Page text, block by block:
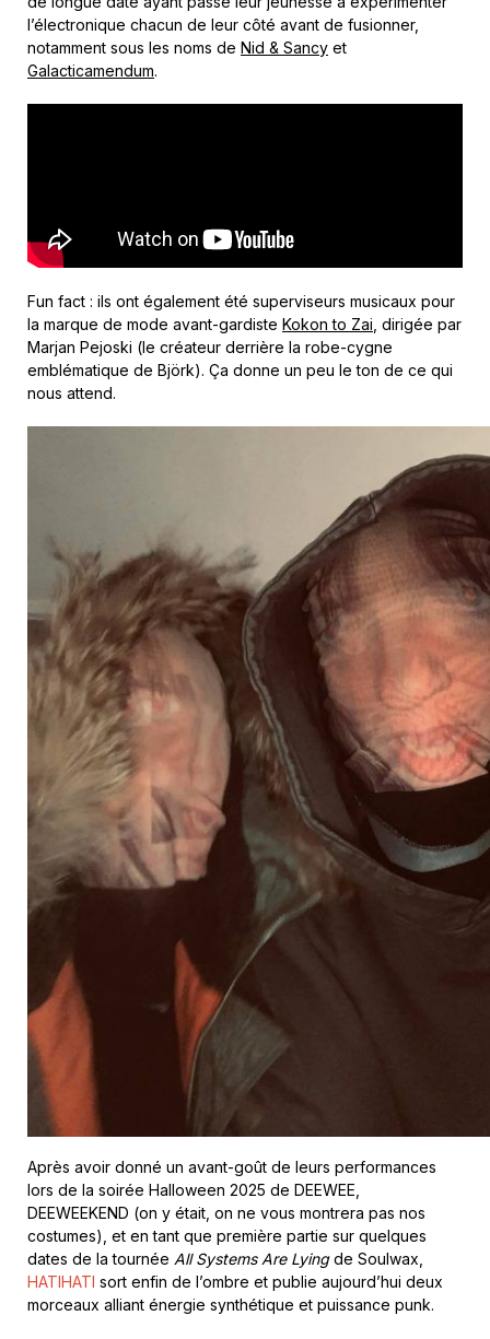
l’électronique chacun de leur côté avant de fusionner,
notamment sous les noms de Nid & Sancy et
Galacticamendum.
Fun fact : ils ont également été superviseurs musicaux pour
la marque de mode avant-gardiste Kokon to Zai , dirigée par
Marjan Pejoski (le créateur derrière la robe-cygne
emblématique de Björk). Ça donne un peu le ton de ce qui
nous attend.
Après avoir donné un avant-goût de leurs performances
lors de la soirée Halloween 2025 de DEEWEE,
DEEWEEKEND (on y était, on ne vous montrera pas nos
costumes), et en tant que première partie sur quelques
dates de la tournée All Systems Are Lyingde Soulwax,
HATIHATI sort enfin de l’ombre et publie aujourd’hui deux
morceaux alliant énergie synthétique et puissance punk.